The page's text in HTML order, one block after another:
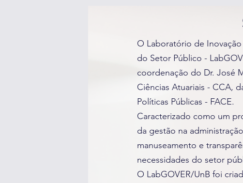
O Laboratório de
do Setor Público -
coordenação do Dr. José
Ciências Atuariais - CCA,
Políticas Públicas - FACE.
Caracterizado como um
da gestão na
manuseamento e
necessidades do setor
O LabGOVER/UnB foi